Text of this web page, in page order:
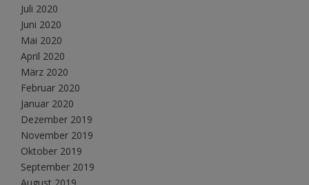
Juli 2020
Juni 2020
Mai 2020
April 2020
März 2020
Februar 2020
Januar 2020
Dezember 2019
November 2019
Oktober 2019
September 2019